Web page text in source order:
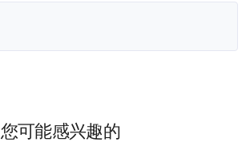
您可能感兴趣的